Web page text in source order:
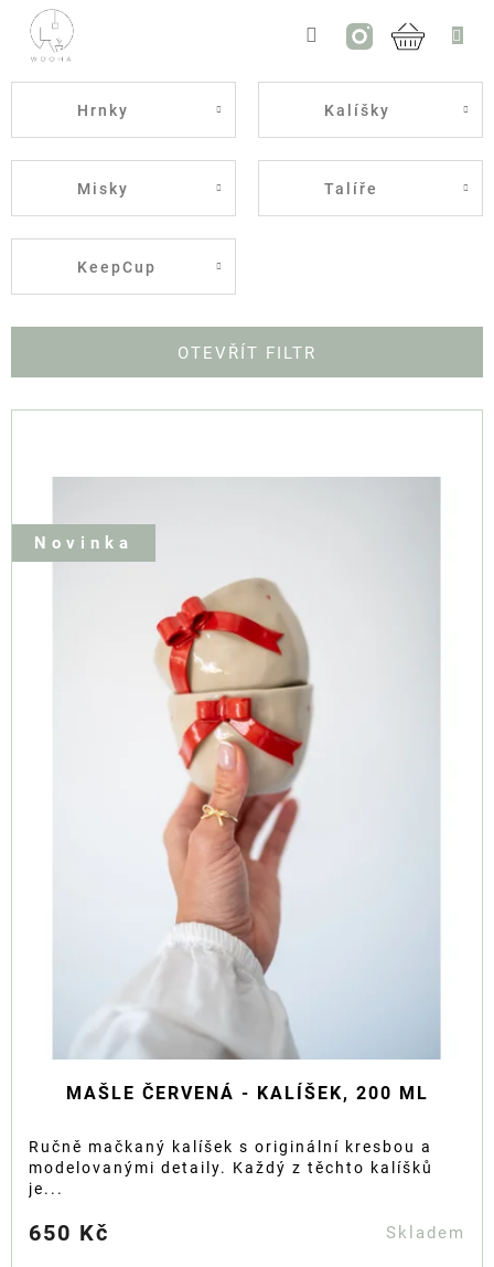
Přejít
obsah
Hrnky Kalíšky
Misky Talíře
KeepCup
OTEVŘÍT FILTR
V
P
R Novinka
MAŠLE ČERVENÁ - KALÍŠEK, 200 ML
650 Kč Skladem
Ručně mačkaný kalíšek s originální kresbou a
modelovanými detaily. Každý z těchto kalíšků
je...